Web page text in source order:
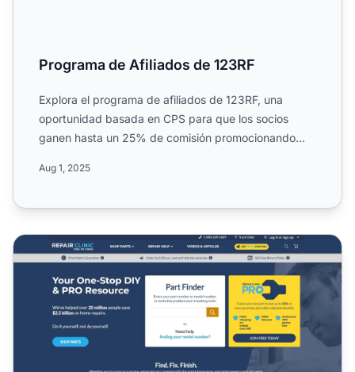
Programa de Afiliados de 123RF
Explora el programa de afiliados de 123RF, una
oportunidad basada en CPS para que los socios
ganen hasta un 25% de comisión promocionando
Aug 1, 2025
Programa de Afiliados de RepairClinic